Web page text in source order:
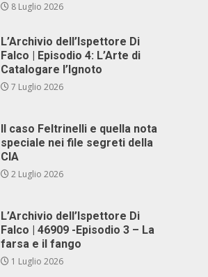
8 Luglio 2026
L’Archivio dell’Ispettore Di
Falco | Episodio 4: L’Arte di
Catalogare l’Ignoto
7 Luglio 2026
Il caso Feltrinelli e quella nota
speciale nei file segreti della
CIA
2 Luglio 2026
L’Archivio dell’Ispettore Di
Falco | 46909 -Episodio 3 – La
farsa e il fango
1 Luglio 2026